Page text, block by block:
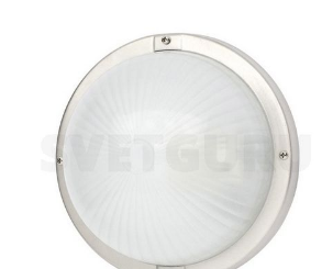
Распродажа
Еще
Мебель